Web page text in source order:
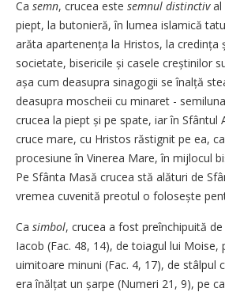
Ca semn, crucea este semnul distinctival
piept, la butonieră, în lumea islamică
arăta apartenența la Hristos, la credința
societate, bisericile și casele creștinilor
așa cum deasupra sinagogii se înalță
deasupra moscheii cu minaret -
crucea la piept și pe spate, iar în Sfântul
cruce mare, cu Hristos răstignit pe ea,
procesiune în Vinerea Mare, în mijlocul
Pe Sfânta Masă crucea stă alături de
vremea cuvenită preotul o folosește
Ca simbol, crucea a fost preînchipuită
Iacob (Fac. 48, 14), de toiagul lui Moise,
uimitoare minuni (Fac. 4, 17), de stâlpul
era înălțat un șarpe (Numeri 21, 9), pe